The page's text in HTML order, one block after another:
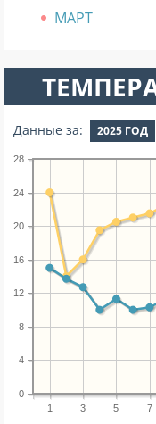
МАРТ
Данные за: 2025 ГОД
1 3 5 7
0
4
8
12
16
20
24
28